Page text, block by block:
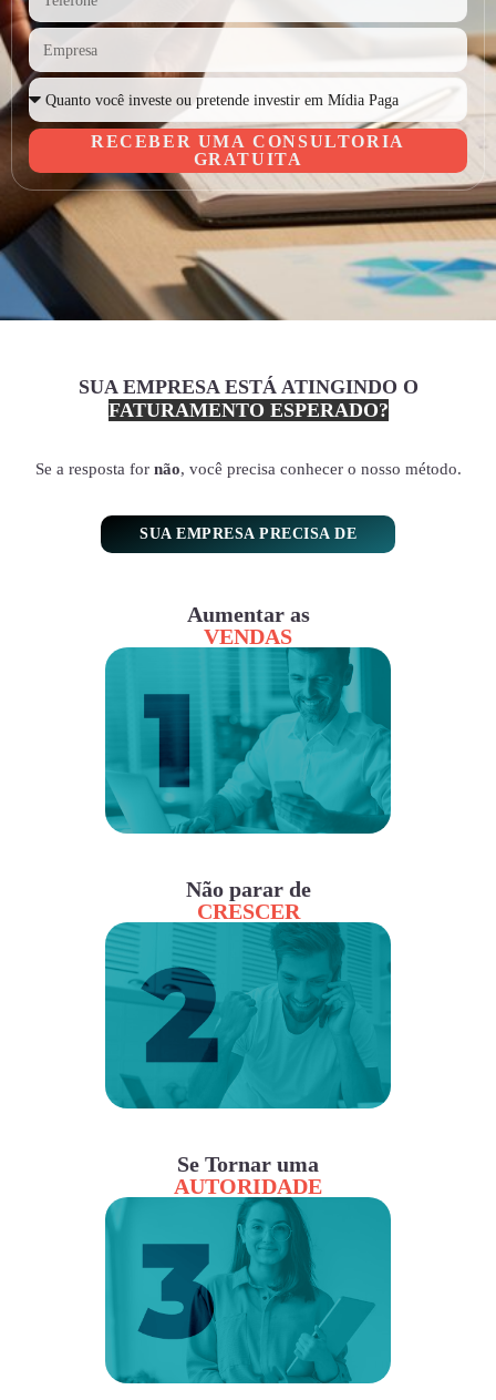
RECEBER UMA CONSULTORIA
GRATUITA
SUA EMPRESA ESTÁ ATINGINDO O
FATURAMENTO ESPERADO?
Se a resposta for não, você precisa conhecer o nosso método.
SUA EMPRESA PRECISA DE
Aumentar as
VENDAS
Não parar de
CRESCER
Se Tornar uma
AUTORIDADE